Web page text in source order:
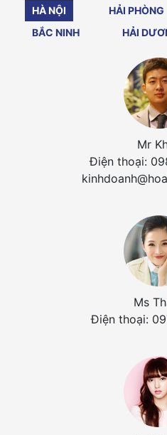
HÀ NỘI HẢI PHÒNG
BẮC NINH
HẢI
Mr
Điện thoại:
Ms
Điện thoại: